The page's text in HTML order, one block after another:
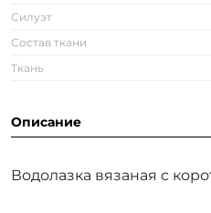
Силуэт
Состав ткани
Ткань
Описание
Водолазка вязаная с